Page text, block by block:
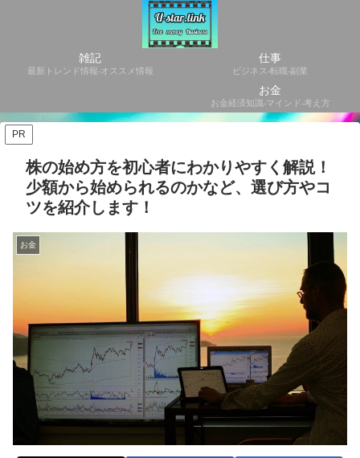
雑記
最新トレンド情報-オススメ情報
仕事
ビジネス-転職-副業
お金
お金経済知識-マインド-考え方
PR
株の始め方を初心者にわかりやすく解説！
少額から始められるのかなど、選び方やコ
ツを紹介します！
お金